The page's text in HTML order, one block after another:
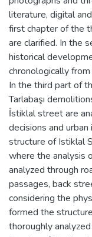
literature, digital
first chapter of the
are clarified. In the
historical
chronologically
In the third part of
Tarlabaşı
İstiklal street are
decisions and
structure of Istiklal
where the analysis
analyzed through
passages, back
considering the
formed the
thoroughly